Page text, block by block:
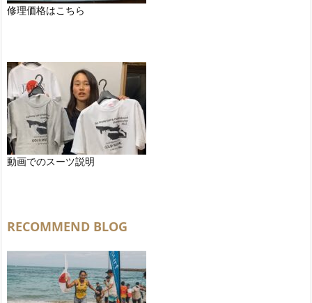
修理価格はこちら
動画でのスーツ説明
RECOMMEND BLOG